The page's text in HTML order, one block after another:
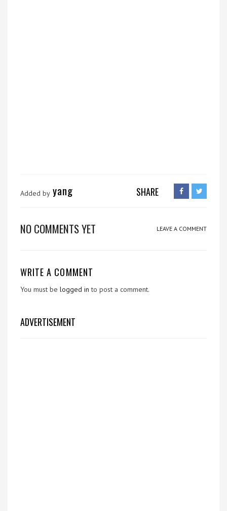
Added by yang SHARE
NO COMMENTS YET LEAVE A COMMENT
WRITE A COMMENT
You must be logged in to post a comment.
ADVERTISEMENT